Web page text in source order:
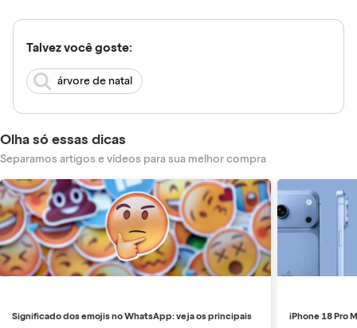
Talvez você goste:
árvore de natal
Olha só essas dicas
Separamos artigos e vídeos para sua melhor compra
Significado dos emojis no WhatsApp: veja os principais iPhone 18 Pro